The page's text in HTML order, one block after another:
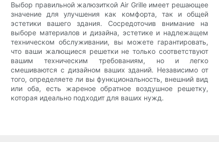
Выбор правильной жалюзиткой Air Grille имеет решающее
значение для улучшения как комфорта, так и общей
эстетики вашего здания. Сосредоточив внимание на
выборе материалов и дизайна, эстетике и надлежащем
техническом обслуживании, вы можете гарантировать,
что ваши жалющиеся решетки не только соответствуют
вашим техническим требованиям, но и легко
смешиваются с дизайном ваших зданий. Независимо от
того, определяете ли вы функциональность, внешний вид
или оба, есть жареное обратное воздушное решетку,
которая идеально подходит для ваших нужд.